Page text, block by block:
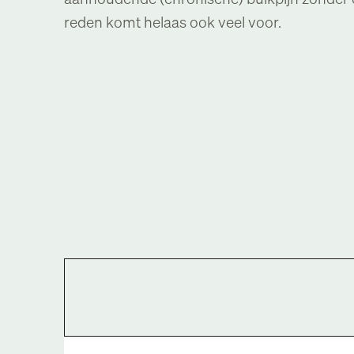
reden komt helaas ook veel voor.